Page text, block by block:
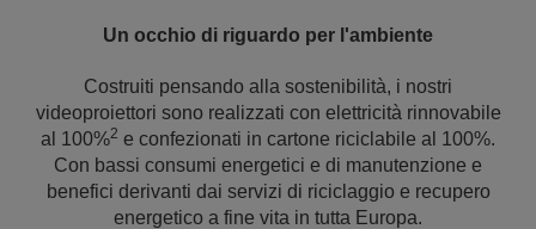
Un occhio di riguardo per l'ambiente
Costruiti pensando alla sostenibilità, i nostri
videoproiettori sono realizzati con elettricità rinnovabile
al 100%2 e confezionati in cartone riciclabile al 100%.
Con bassi consumi energetici e di manutenzione e
benefici derivanti dai servizi di riciclaggio e recupero
energetico a fine vita in tutta Europa.